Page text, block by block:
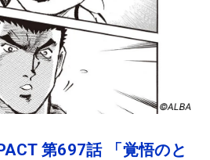
第697話 「覚悟のと